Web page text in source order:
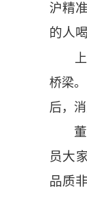
沪精
的人
上海
桥梁
后，
员大
品质